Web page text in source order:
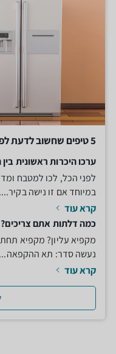
5 טיפים שחשוב לדעת לפני שקונים מקרר
ערכו היכרות ראשונית
לפני הכל, לכו למטבח
במיוחד אם זו נישה בקיר....
קרא עוד
כמה דלתות אתם צריכים?
מקפיא עליון? מקפיא
נעשה סדר: תא ההקפאה...
קרא עוד